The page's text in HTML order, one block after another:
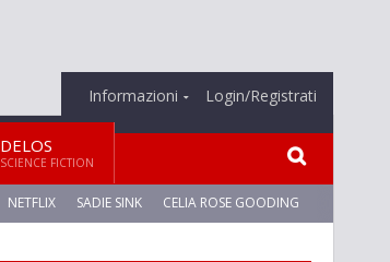
Informazioni Login/Registrati
DELOS
SCIENCE FICTION
NETFLIX SADIE SINK CELIA ROSE GOODING